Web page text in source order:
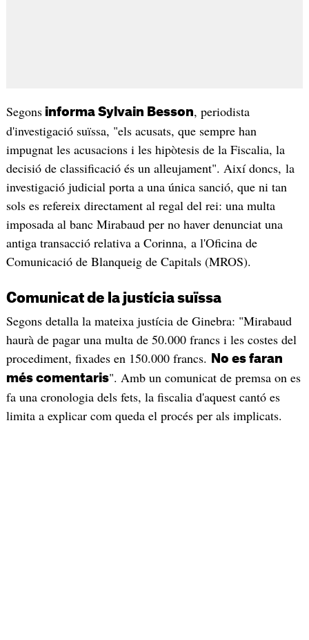
Segonsinforma Sylvain Besson, periodista
d'investigació suïssa, "els acusats, que sempre han
impugnat les acusacions i les hipòtesis de la Fiscalia, la
decisió de classificació és un alleujament". Així doncs, la
investigació judicial porta a una única sanció, que ni tan
sols es refereix directament al regal del rei: una multa
imposada al banc Mirabaud per no haver denunciat una
antiga transacció relativa a Corinna, a l'Oficina de
Comunicació de Blanqueig de Capitals (MROS).
Comunicat de la justícia suïssa
Segons detalla la mateixa justícia de Ginebra: "Mirabaud
haurà de pagar una multa de 50.000 francs i les costes del
procediment, fixades en 150.000 francs.
No es faran
més comentaris". Amb un comunicat de premsa on es
fa una cronologia dels fets, la fiscalia d'aquest cantó es
limita a explicar com queda el procés per als implicats.